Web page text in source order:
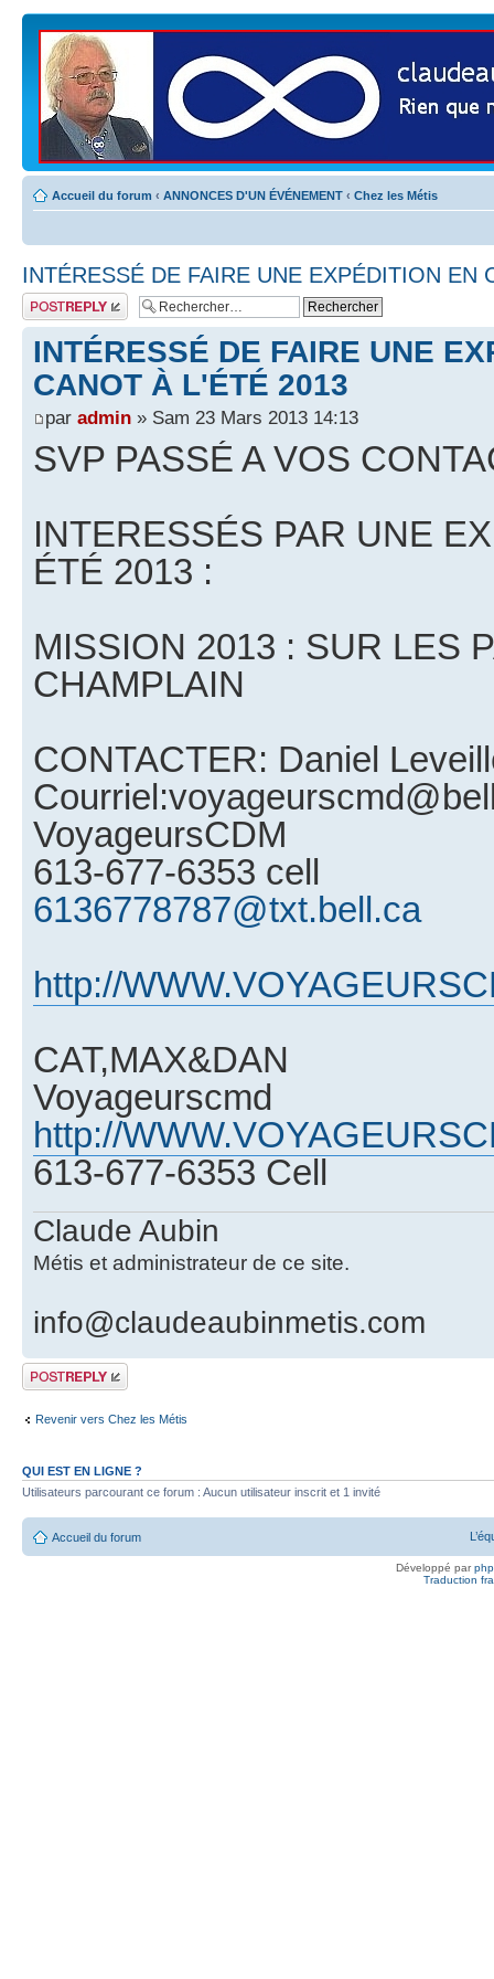
Accueil du forum ‹ ANNONCES D'UN ÉVÉNEMENT ‹ Chez les Métis
INTÉRESSÉ DE FAIRE UNE EXPÉDITION EN
Publier une
réponse
INTÉRESSÉ DE FAIRE UNE
CANOT À L'ÉTÉ 2013
par admin » Sam 23 Mars 2013 14:13
SVP PASSÉ A VOS
INTERESSÉS PAR UNE
ÉTÉ 2013 :
MISSION 2013 : SUR LES
CHAMPLAIN
CONTACTER: Daniel
VoyageursCDM
613-677-6353 cell
6136778787@txt.bell.ca
http://
CAT,MAX&DAN
Voyageurscmd
http://
613-677-6353 Cell
Claude Aubin
Métis et administrateur de ce site.
info@claudeaubinmetis.com
Publier une
réponse
Revenir vers Chez les Métis
QUI EST EN LIGNE ?
Utilisateurs parcourant ce forum : Aucun utilisateur inscrit et 1 invité
Accueil du forum
Développé par
Traduction